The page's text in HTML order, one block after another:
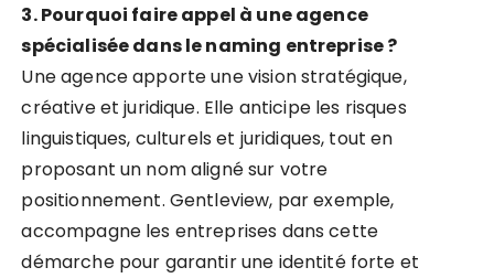
3. Pourquoi faire appel à une agence
spécialisée dans le naming entreprise ?
Une agence apporte une vision stratégique,
créative et juridique. Elle anticipe les risques
linguistiques, culturels et juridiques, tout en
proposant un nom aligné sur votre
positionnement. Gentleview, par exemple,
accompagne les entreprises dans cette
démarche pour garantir une identité forte et